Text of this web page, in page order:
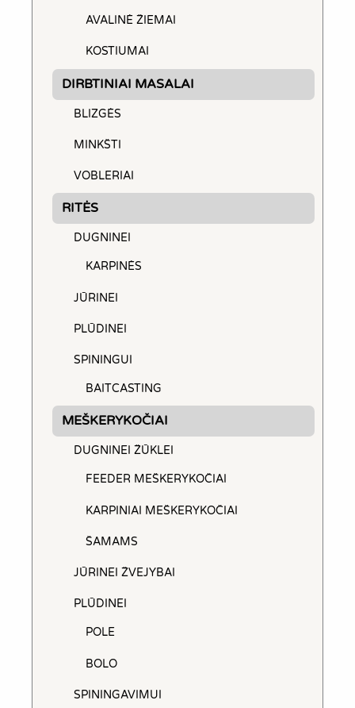
AVALINĖ ŽIEMAI
KOSTIUMAI
DIRBTINIAI MASALAI
BLIZGĖS
MINKŠTI
VOBLERIAI
RITĖS
DUGNINEI
KARPINĖS
JŪRINEI
PLŪDINEI
SPININGUI
BAITCASTING
MEŠKERYKOČIAI
DUGNINEI ŽŪKLEI
FEEDER MEŠKERYKOČIAI
KARPINIAI MEŠKERYKOČIAI
ŠAMAMS
JŪRINEI ŽVEJYBAI
PLŪDINEI
POLE
BOLO
SPININGAVIMUI